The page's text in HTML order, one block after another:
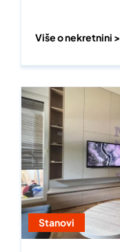
Više o nekretnini >
Stanovi